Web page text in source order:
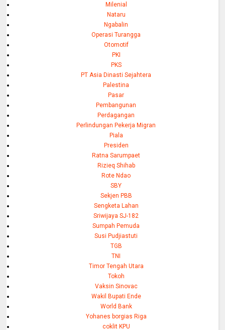
Milenial
Nataru
Ngabalin
Operasi Turangga
Otomotif
PKI
PKS
PT Asia Dinasti Sejahtera
Palestina
Pasar
Pembangunan
Perdagangan
Perlindungan Pekerja Migran
Piala
Presiden
Ratna Sarumpaet
Rizieq Shihab
Rote Ndao
SBY
Sekjen PBB
Sengketa Lahan
Sriwijaya SJ-182
Sumpah Pemuda
Susi Pudjiastuti
TGB
TNI
Timor Tengah Utara
Tokoh
Vaksin Sinovac
Wakil Bupati Ende
World Bank
Yohanes borgias Riga
coklit KPU